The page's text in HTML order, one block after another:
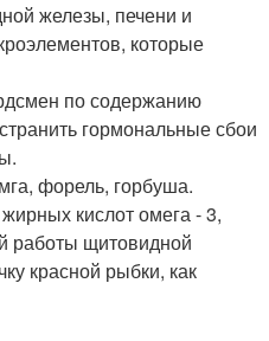
железы, печени и
которые
по содержанию
гормональные сбои
форель, горбуша.
кислот омега - 3,
работы щитовидной
красной рыбки, как